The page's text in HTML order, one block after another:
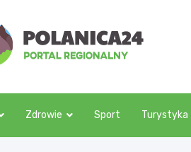
Zdrowie Sport Turystyka